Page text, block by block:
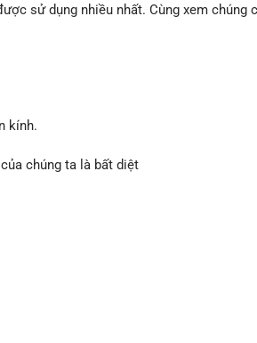
sử dụng nhiều nhất. Cùng xem chúng
kính.
chúng ta là bất diệt